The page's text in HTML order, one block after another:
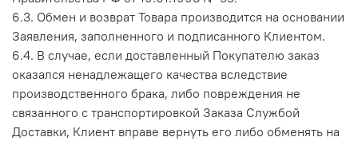
6.3. Обмен и возврат Товара производится на основании
Заявления, заполненного и подписанного Клиентом.
6.4. В случае, если доставленный Покупателю заказ
оказался ненадлежащего качества вследствие
производственного брака, либо повреждения не
связанного с транспортировкой Заказа Службой
Доставки, Клиент вправе вернуть его либо обменять на